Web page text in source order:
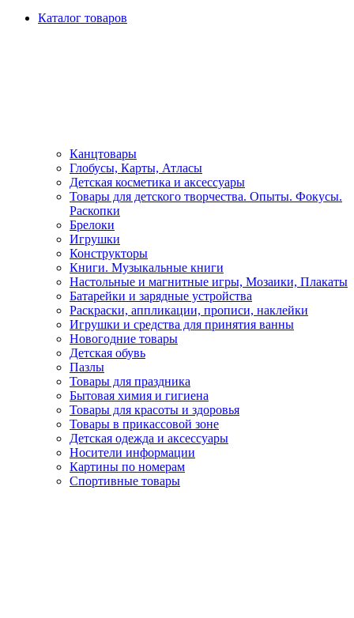
Каталог товаров
Канцтовары
Глобусы, Карты, Атласы
Детская косметика и аксессуары
Товары для детского творчества. Опыты. Фокусы.
Раскопки
Брелоки
Игрушки
Конструкторы
Книги. Музыкальные книги
Настольные и магнитные игры, Мозаики, Плакаты
Батарейки и зарядные устройства
Раскраски, аппликации, прописи, наклейки
Игрушки и средства для принятия ванны
Новогодние товары
Детская обувь
Пазлы
Товары для праздника
Бытовая химия и гигиена
Товары для красоты и здоровья
Товары в прикассовой зоне
Детская одежда и аксессуары
Носители информации
Картины по номерам
Спортивные товары